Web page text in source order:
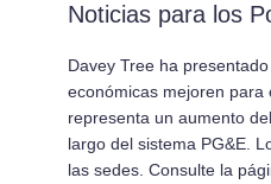
Noticias para los
Davey Tree ha
económicas mejoren
representa un aumento
largo del sistema PG&E.
las sedes. Consulte la